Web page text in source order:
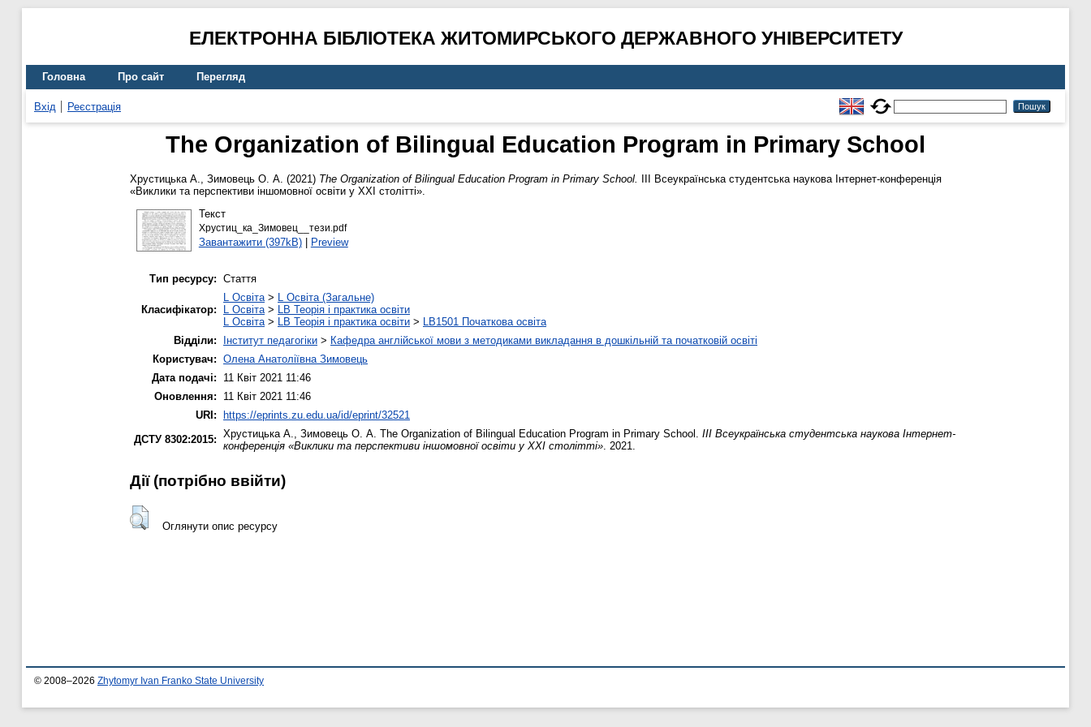
ЕЛЕКТРОННА БІБЛІОТЕКА ЖИТОМИРСЬКОГО ДЕРЖАВНОГО УНІВЕРСИТЕТУ
Головна Про сайт Перегляд
Вхід Реєстрація
The Organization of Bilingual Education Program in Primary School
Хрустицька А., Зимовець О. А. (2021) The Organization of Bilingual Education Program in Primary School.
ІІІ Всеукраїнська студентська наукова Інтернет-конференція
«Виклики та перспективи іншомовної освіти у ХХІ столітті».
Текст
Хрустиц_ка_Зимовец__тези.pdf
Завантажити (397kB)| Preview
Тип ресурсу: Стаття
Класифікатор:
L Освіта> L Освіта (Загальне)
L Освіта> LB Теорія і практика освіти
L Освіта> LB Теорія і практика освіти > LB1501 Початкова освіта
Відділи:
Інститут педагогіки > Кафедра англійської мови з методиками викладання в дошкільній та початковій освіті
Користувач: Олена Анатоліївна Зимовець
Дата подачі:
11 Квіт 2021 11:46
Оновлення:
11 Квіт 2021 11:46
URI:
https://eprints.zu.edu.ua/id/eprint/32521
ДСТУ 8302:2015: Хрустицька А., Зимовець О. А. The Organization of Bilingual Education Program in Primary School. ІІІ Всеукраїнська студентська наукова Інтернет-
конференція «Виклики та перспективи іншомовної освіти у ХХІ столітті». 2021.
Дії ​​(потрібно ввійти)
Оглянути опис ресурсу
© 2008–2026 Zhytomyr Ivan Franko State University